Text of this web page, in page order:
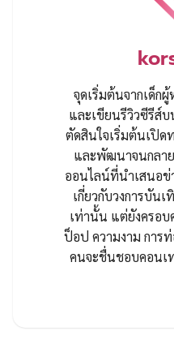
จุดเริ่มต้นจากเด็ก
และเขียนรีวิวซีรีส์
ตัดสินใจเริ่มต้นเปิด
และพัฒนาจนกลา
ออนไลน์ที่นำเสนอข่
เกี่ยวกับวงการบัน
เท่านั้น แต่ยังครอบ
ป็อป ความงาม การ
คนจะชื่นชอบคอนเ